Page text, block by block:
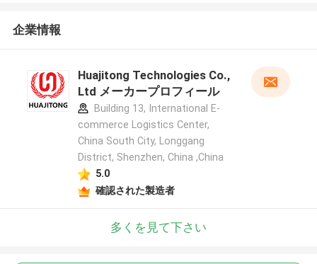
企業情報
Huajitong Technologies Co.,
Ltd メーカープロフィール
Building 13, International E-
commerce Logistics Center,
China South City, Longgang
District, Shenzhen, China ,China
5.0
確認された製造者
多くを見て下さい